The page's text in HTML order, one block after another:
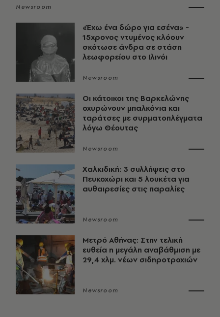
Newsroom
«Έχω ένα δώρο για εσένα» -
15χρονος ντυμένος κλόουν
σκότωσε άνδρα σε στάση
λεωφορείου στο Ιλινόι
Newsroom
Οι κάτοικοι της Βαρκελώνης
οχυρώνουν μπαλκόνια και
ταράτσες με συρματοπλέγματα
λόγω Θέουτας
Newsroom
Χαλκιδική: 3 συλλήψεις στο
Πευκοχώρι και 5 λουκέτα για
αυθαιρεσίες στις παραλίες
Newsroom
Μετρό Αθήνας: Στην τελική
ευθεία η μεγάλη αναβάθμιση με
29,4 χλμ. νέων σιδηροτροχιών
Newsroom